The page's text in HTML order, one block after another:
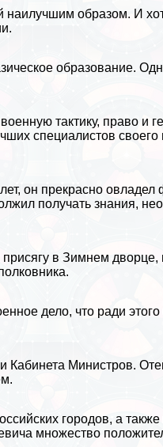
наилучшим образом. И
образование.
тактику, право и
специалистов
он прекрасно овладел
получать знания,
в Зимнем
дело, что ради этого
Кабинета Министров.
городов, а
множество